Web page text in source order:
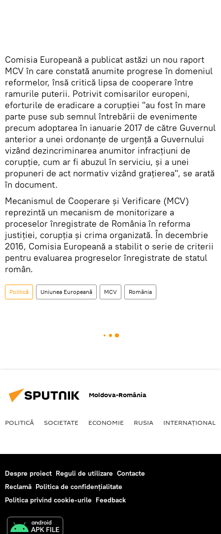
Comisia Europeană a publicat astăzi un nou raport
MCV în care constată anumite progrese în domeniul
reformelor, însă critică lipsa de cooperare între
ramurile puterii. Potrivit comisarilor europeni,
eforturile de eradicare a corupției "au fost în mare
parte puse sub semnul întrebării de evenimente
precum adoptarea în ianuarie 2017 de către Guvernul
anterior a unei ordonanţe de urgenţă a Guvernului
vizând dezincriminarea anumitor infracţiuni de
corupţie, cum ar fi abuzul în serviciu, şi a unei
propuneri de act normativ vizând graţierea", se arată
în document.
Mecanismul de Cooperare și Verificare (MCV)
reprezintă un mecanism de monitorizare a
proceselor înregistrate de România în reforma
justiției, corupția și crima organizată. În decembrie
2016, Comisia Europeană a stabilit o serie de criterii
pentru evaluarea progreselor înregistrate de statul
român.
Politică Uniunea Europeană MCV România
Moldova-România
POLITICĂ SOCIETATE ECONOMIE RUSIA INTERNAŢIONAL
Despre proiect Reguli de utilizare Contacte
Reclamă Politica de confidențialitate
Politica privind cookie-urile Feedback